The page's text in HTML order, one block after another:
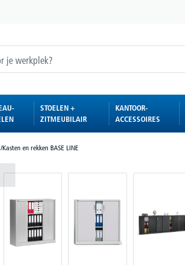
STOELEN +
ZITMEUBILAIR
KANTOOR-
ACCESSOIRES
/Kasten en rekken BASE LINE